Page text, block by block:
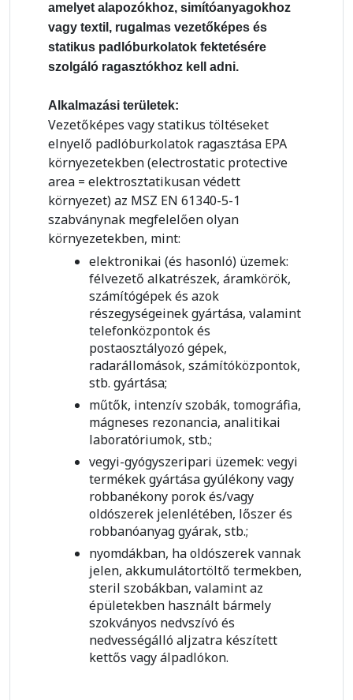
amelyet alapozókhoz, simítóanyagokhoz
vagy textil, rugalmas vezetőképes és
statikus padlóburkolatok fektetésére
szolgáló ragasztókhoz kell adni.
Alkalmazási területek:
Vezetőképes vagy statikus töltéseket
elnyelő padlóburkolatok ragasztása EPA
környezetekben (electrostatic protective
area = elektrosztatikusan védett
környezet) az MSZ EN 61340-5-1
szabványnak megfelelően olyan
környezetekben, mint:
elektronikai (és hasonló) üzemek:
félvezető alkatrészek, áramkörök,
számítógépek és azok
részegységeinek gyártása, valamint
telefonközpontok és
postaosztályozó gépek,
radarállomások, számítóközpontok,
stb. gyártása;
műtők, intenzív szobák, tomográfia,
mágneses rezonancia, analitikai
laboratóriumok, stb.;
vegyi-gyógyszeripari üzemek: vegyi
termékek gyártása gyúlékony vagy
robbanékony porok és/vagy
oldószerek jelenlétében, lőszer és
robbanóanyag gyárak, stb.;
nyomdákban, ha oldószerek vannak
jelen, akkumulátortöltő termekben,
steril szobákban, valamint az
épületekben használt bármely
szokványos nedvszívó és
nedvességálló aljzatra készített
kettős vagy álpadlókon.